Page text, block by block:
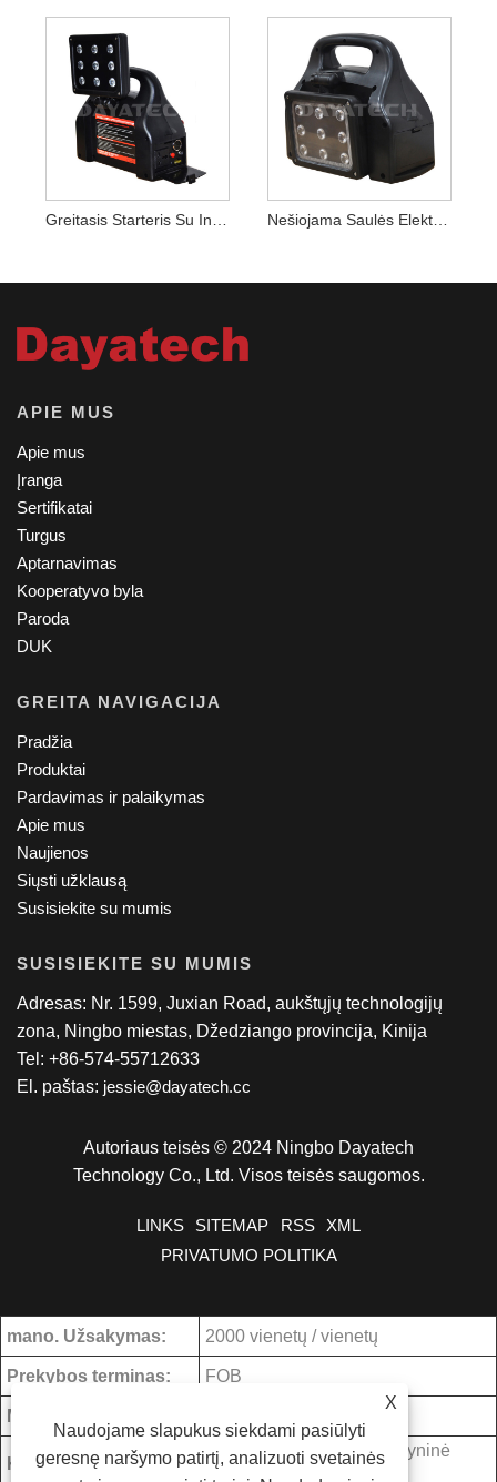
X
Naudojame slapukus siekdami pasiūlyti
geresnę naršymo patirtį, analizuoti svetainės
APIE MUS
Apie mus
Įranga
Sertifikatai
Turgus
Aptarnavimas
Kooperatyvo byla
Paroda
DUK
GREITA NAVIGACIJA
Pradžia
Produktai
Pardavimas ir palaikymas
Apie mus
Naujienos
Siųsti užklausą
Susisiekite su mumis
SUSISIEKITE SU MUMIS
Adresas: Nr. 1599, Juxian Road, aukštųjų technologijų
zona, Ningbo miestas, Džedziango provincija, Kinija
Tel: +86-574-55712633
El. paštas: jessie@dayatech.cc
Autoriaus teisės © 2024 Ningbo Dayatech
Technology Co., Ltd. Visos teisės saugomos.
LINKS SITEMAP RSS
XML
PRIVATUMO POLITIKA
mano. Užsakymas: 2000 vienetų / vienetų
Prekybos terminas: FOB
Mokėjimo sąlygos:
Kilmės vieta:
Džedziangas, Kinija (žemyninė